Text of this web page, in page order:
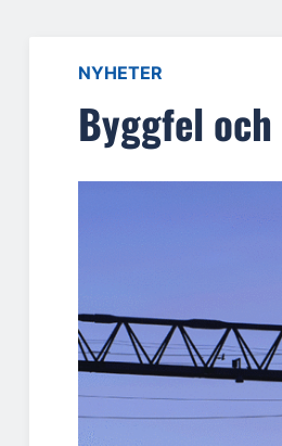
NYHETER
Byggfel